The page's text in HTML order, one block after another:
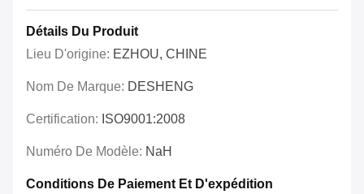
Détails Du Produit
Lieu D'origine: EZHOU, CHINE
Nom De Marque: DESHENG
Certification: ISO9001:2008
Numéro De Modèle: NaH
Conditions De Paiement Et D'expédition